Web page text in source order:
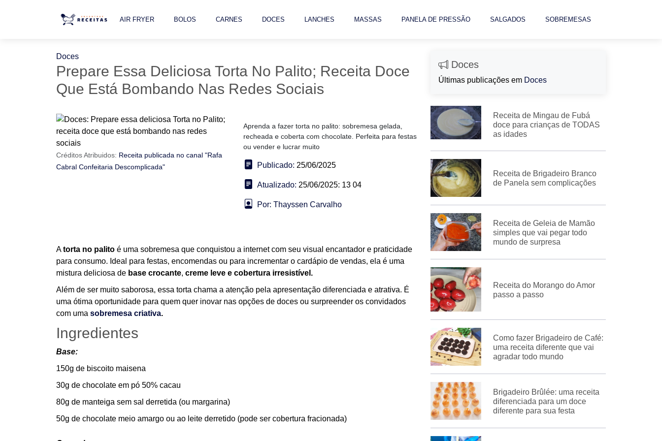
AIR FRYER BOLOS CARNES DOCES LANCHES MASSAS PANELA DE PRESSÃO SALGADOS SOBREMESAS
Doces
Prepare Essa Deliciosa Torta No Palito; Receita Doce
Que Está Bombando Nas Redes Sociais
Créditos Atribuidos: Receita publicada no canal "Rafa
Cabral Confeitaria Descomplicada"
Aprenda a fazer torta no palito: sobremesa gelada,
recheada e coberta com chocolate. Perfeita para festas
ou vender e lucrar muito
Publicado: 25/06/2025
Atualizado: 25/06/2025: 13 04
Por: Thayssen Carvalho
Atorta no palito é uma sobremesa que conquistou a internet com seu visual encantador e praticidade
para consumo. Ideal para festas, encomendas ou para incrementar o cardápio de vendas, ela é uma
mistura deliciosa de base crocante, creme leve e cobertura irresistível.
Além de ser muito saborosa, essa torta chama a atenção pela apresentação diferenciada e atrativa. É
uma ótima oportunidade para quem quer inovar nas opções de doces ou surpreender os convidados
com uma sobremesa criativa.
Ingredientes
Base:
150g de biscoito maisena
30g de chocolate em pó 50% cacau
80g de manteiga sem sal derretida (ou margarina)
50g de chocolate meio amargo ou ao leite derretido (pode ser cobertura fracionada)
Doces
Últimas publicações em Doces
Receita de Mingau de Fubá
doce para crianças de TODAS
as idades
Receita de Brigadeiro Branco
de Panela sem complicações
Receita de Geleia de Mamão
simples que vai pegar todo
mundo de surpresa
Receita do Morango do Amor
passo a passo
Como fazer Brigadeiro de Café:
uma receita diferente que vai
agradar todo mundo
Brigadeiro Brûlée: uma receita
diferenciada para um doce
diferente para sua festa